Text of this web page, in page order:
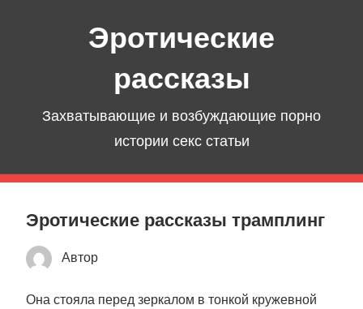
Эротические
рассказы
Захватывающие и возбуждающие порно
истории секс статьи
Эротические рассказы трамплинг
Автор
Она стояла перед зеркалом в тонкой кружевной